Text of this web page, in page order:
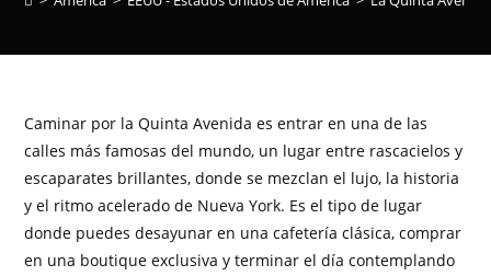
Caminar por la Quinta Avenida es entrar en una de las
calles más famosas del mundo, un lugar entre rascacielos y
escaparates brillantes, donde se mezclan el lujo, la historia
y el ritmo acelerado de Nueva York. Es el tipo de lugar
donde puedes desayunar en una cafetería clásica, comprar
en una boutique exclusiva y terminar el día contemplando